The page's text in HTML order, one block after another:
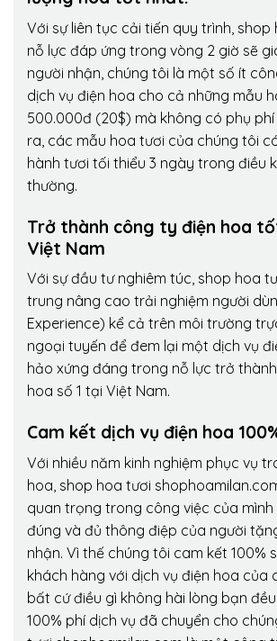
Với sự liên tục cải tiến quy trình, shop
nỗ lực đáp ứng trong vòng 2 giờ sẽ
người nhận, chúng tôi là một số ít
dịch vụ điện hoa cho cả những mẫu
500.000đ (20$) mà không có phụ
ra, các mẫu hoa tươi của chúng tôi
hành tươi tối thiểu 3 ngày trong điều
thường.
Trở thành công ty điện hoa
Việt Nam
Với sự đầu tư nghiêm túc, shop hoa
trung nâng cao trải nghiệm người
Experience) kể cả trên môi trường
ngoại tuyến để đem lại một dịch vụ
hảo xứng đáng trong nỗ lực trở
hoa số 1 tại Việt Nam.
Cam kết dịch vụ điện hoa
Với nhiều năm kinh nghiệm phục vụ
hoa, shop hoa tươi
quan trọng trong công việc của
đúng và đủ thông điệp của người
nhận. Vì thế chúng tôi cam kết 100%
khách hàng với dịch vụ điện hoa của
bất cứ điều gì không hài lòng bạn
100% phí dịch vụ đã chuyển cho